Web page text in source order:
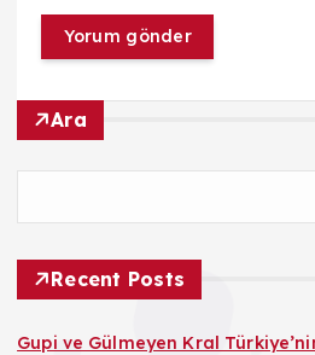
Ara
Recent Posts
Gupi ve Gülmeyen Kral